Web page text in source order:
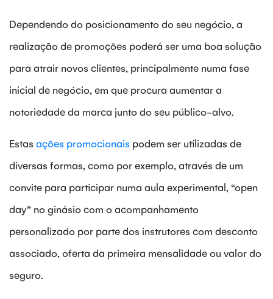
Dependendo do posicionamento do seu negócio, a
realização de promoções poderá ser uma boa solução
para atrair novos clientes, principalmente numa fase
inicial de negócio, em que procura aumentar a
notoriedade da marca junto do seu público-alvo.
Estas ações promocionais podem ser utilizadas de
diversas formas, como por exemplo, através de um
convite para participar numa aula experimental, “open
day” no ginásio com o acompanhamento
personalizado por parte dos instrutores com desconto
associado, oferta da primeira mensalidade ou valor do
seguro.